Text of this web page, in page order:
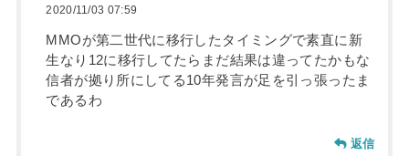
2020/11/03 07:59
MMOが第二世代に移行したタイミングで素直に新
生なり12に移行してたらまだ結果は違ってたかもな
信者が拠り所にしてる10年発言が足を引っ張ったま
であるわ
返信